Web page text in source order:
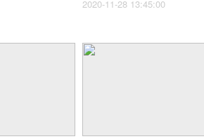
2020-11-28 13:45:00